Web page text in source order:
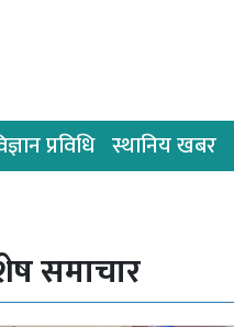
प्रविधि स्थानिय खबर
समाचार